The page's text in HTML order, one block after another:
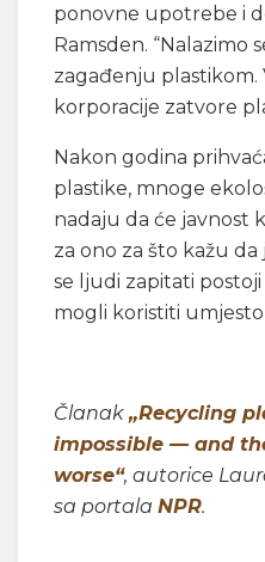
ponovne upotrebe i
Ramsden. “Nalazimo
zagađenju plastikom.
korporacije zatvore
Nakon godina
plastike, mnoge
nadaju da će javnost
za ono za što kažu da
se ljudi zapitati
mogli koristiti
Članak „Recycling
impossible — and
worse“, autorice
sa portala NPR.